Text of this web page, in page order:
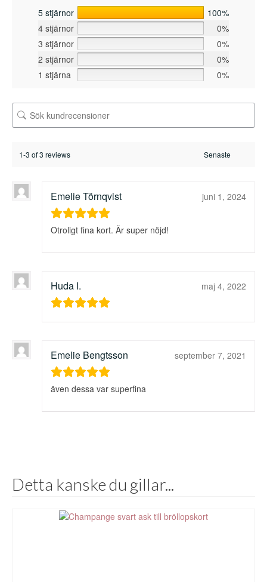
5 stjärnor
100%
4 stjärnor
0%
3 stjärnor
0%
2 stjärnor
0%
1 stjärna
0%
1-3 of 3 reviews
Emelie Törnqvist juni 1, 2024
Otroligt fina kort. Är super nöjd!
Huda I. maj 4, 2022
Emelie Bengtsson september 7, 2021
även dessa var superfina
Detta kanske du gillar...